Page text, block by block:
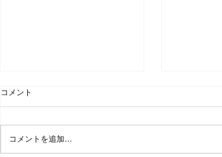
プクイチ
コメント
コメントを追加…